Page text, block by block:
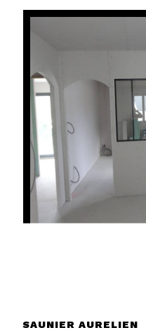
SAUNIER AURELIEN